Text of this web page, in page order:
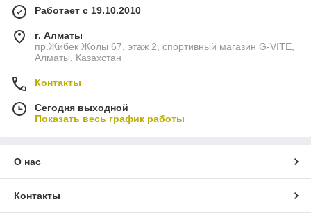
Работает с 19.10.2010
г. Алматы
пр.Жибек Жолы 67, этаж 2, спортивный магазин G-VITE,
Алматы, Казахстан
Контакты
Сегодня выходной
Показать весь график работы
О нас
Контакты